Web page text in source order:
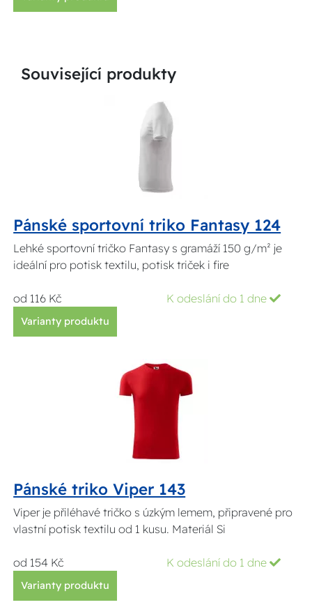
Související produkty
Pánské sportovní triko Fantasy 124
Lehké sportovní tričko Fantasy s gramáží 150 g/m² je
ideální pro potisk textilu, potisk triček i fire
od 116 Kč K odeslání do 1 dne
Varianty produktu
Pánské triko Viper 143
Viper je přiléhavé tričko s úzkým lemem, připravené pro
vlastní potisk textilu od 1 kusu. Materiál Si
od 154 Kč K odeslání do 1 dne
Varianty produktu